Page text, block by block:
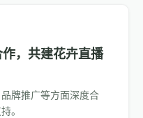
，共建花卉直播
牌推广等方面深度合
。